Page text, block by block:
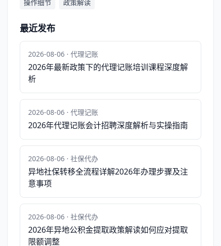
操作细节
政策解读
最近发布
2026-08-06 · 代理记账
2026年最新政策下的代理记账培训课程深度解
析
2026-08-06 · 代理记账
2026年代理记账会计招聘深度解析与实操指南
2026-08-06 · 社保代办
异地社保转移全流程详解2026年办理步骤及注
意事项
2026-08-06 · 社保代办
2026年异地公积金提取政策解读如何应对提取
限额调整